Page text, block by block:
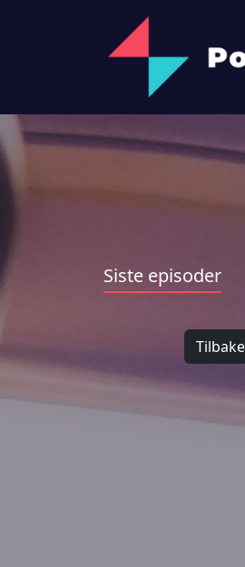
Siste episoder